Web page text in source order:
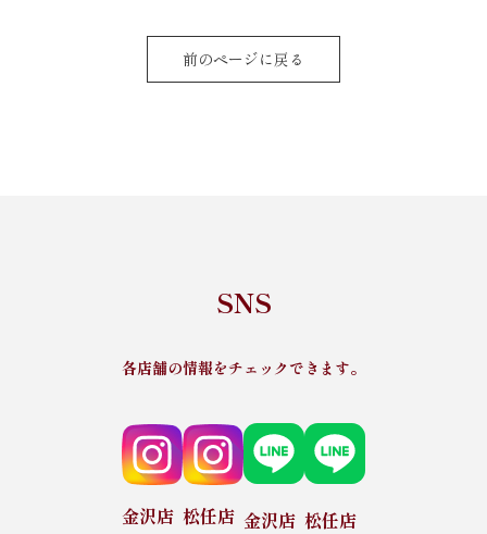
前のページに戻る
SNS
各店舗の情報をチェックできます。
金沢店 松任店 金沢店 松任店